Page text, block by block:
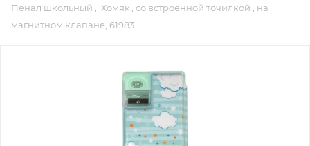
Пенал школьный , 'Хомяк', со встроенной точилкой , на
магнитном клапане, 61983